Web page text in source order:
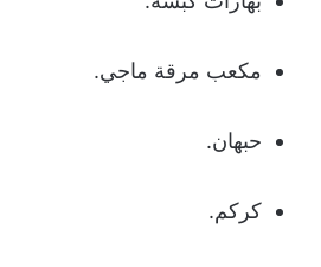
مكعب مرقة ماجي.
حبهان.
كركم.